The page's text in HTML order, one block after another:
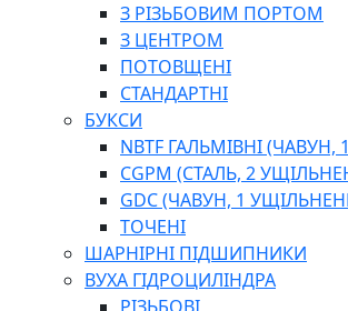
З РІЗЬБОВИМ ПОРТОМ
З ЦЕНТРОМ
ПОТОВЩЕНІ
СТАНДАРТНІ
БУКСИ
NBTF ГАЛЬМІВНІ
CGPM (СТАЛЬ, 2
GDC (ЧАВУН, 1
ТОЧЕНІ
ШАРНІРНІ ПІДШИПНИКИ
ВУХА ГІДРОЦИЛІНДРА